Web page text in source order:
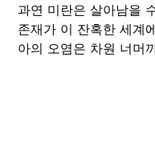
과연 미란은 살아남을
존재가 이 잔혹한 세계
아의 오염은 차원 너머